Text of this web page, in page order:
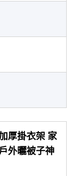
厚掛衣架 家
外曬被子神